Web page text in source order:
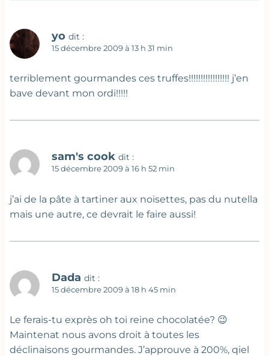
yo dit :
15 décembre 2009 à 13 h 31 min
terriblement gourmandes ces truffes!!!!!!!!!!!!!!!!! j’en
bave devant mon ordi!!!!!
sam's cook dit :
15 décembre 2009 à 16 h 52 min
j’ai de la pâte à tartiner aux noisettes, pas du nutella
mais une autre, ce devrait le faire aussi!
Dada dit :
15 décembre 2009 à 18 h 45 min
Le ferais-tu exprès oh toi reine chocolatée? 😉
Maintenat nous avons droit à toutes les
déclinaisons gourmandes. J’approuve à 200%, qiel